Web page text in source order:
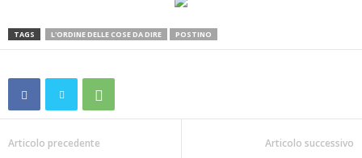
TAGS L'ORDINE DELLE COSE DA DIRE POSTINO
Articolo precedente Articolo successivo